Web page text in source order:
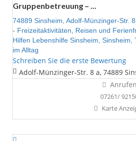
Gruppenbetreuung – ...
74889 Sinsheim, Adolf-Münzinger-Str. 8
- Freizeitaktivitäten, Reisen und
Hilfen Lebenshilfe Sinsheim, Sinsheim,
im Alltag
Schreiben Sie die erste Bewertung
Adolf-Münzinger-Str. 8 a, 74889
Anrufen
07261/
Karte